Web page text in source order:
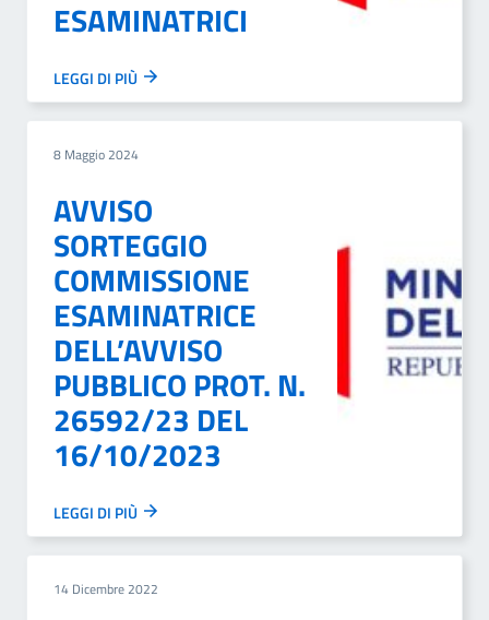
ESAMINATRICI
LEGGI DI PIÙ
8 Maggio 2024
AVVISO
SORTEGGIO
COMMISSIONE
ESAMINATRICE
DELL’AVVISO
PUBBLICO PROT. N.
26592/23 DEL
16/10/2023
LEGGI DI PIÙ
14 Dicembre 2022